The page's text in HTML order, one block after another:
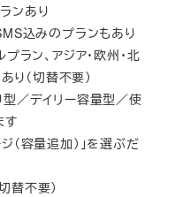
ンあり
込みのプランもあり
ラン、アジア・欧州・北
り（切替不要）
／デイリー容量型／使
す
（容量追加）」を選ぶだ
替不要）